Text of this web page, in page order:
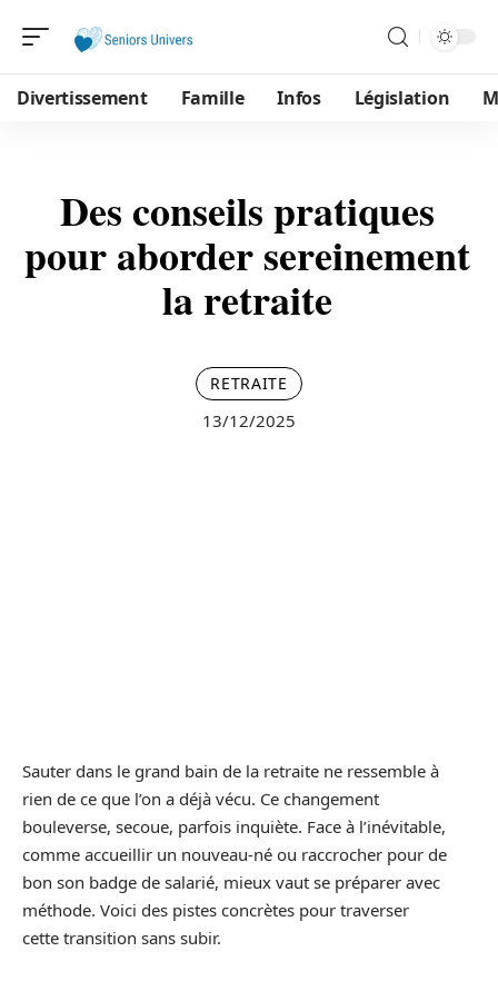
Divertissement Famille Infos Législation
Des conseils pratiques
pour aborder sereinement
la retraite
RETRAITE
13/12/2025
Sauter dans le grand bain de la retraite ne ressemble à
rien de ce que l’on a déjà vécu. Ce changement
bouleverse, secoue, parfois inquiète. Face à l’inévitable,
comme accueillir un nouveau-né ou raccrocher pour de
bon son badge de salarié, mieux vaut se préparer avec
méthode. Voici des pistes concrètes pour traverser
cette transition sans subir.